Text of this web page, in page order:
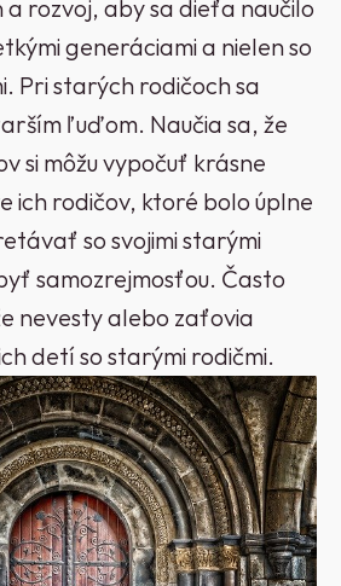
rozvoj, aby sa dieťa naučilo
generáciami a nielen so
Pri starých rodičoch sa
ľuďom. Naučia sa, že
si môžu vypočuť krásne
ich rodičov, ktoré bolo úplne
so svojimi starými
samozrejmosťou. Často
nevesty alebo zaťovia
detí so starými rodičmi.